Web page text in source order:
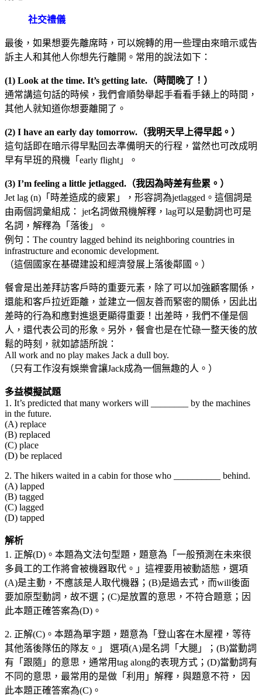
社交禮儀
最後，如果想要先離席時，可以婉轉的用一些理由來暗示或告
訴主人和其他人你想先行離開。常用的說法如下：
(1) Look at the time. It’s getting late.（時間晚了！）
通常講這句話的時候，我們會順勢舉起手看看手錶上的時間，
其他人就知道你想要離開了。
(2) I have an early day tomorrow.（我明天早上得早起。）
這句話即在暗示得早點回去準備明天的行程，當然也可改成明
早有早班的飛機「early flight」。
(3) I’m feeling a little jetlagged.（我因為時差有些累。）
Jet lag (n)「時差造成的疲累」，形容詞為jetlagged。這個詞是
由兩個詞彙組成： jet名詞做飛機解釋，lag可以是動詞也可是
名詞，解釋為「落後」。
例句：The country lagged behind its neighboring countries in
infrastructure and economic development.
（這個國家在基礎建設和經濟發展上落後鄰國。）
餐會是出差拜訪客戶時的重要元素，除了可以加強顧客關係，
還能和客戶拉近距離，並建立一個友善而緊密的關係，因此出
差時的行為和應對進退更顯得重要！出差時，我們不僅是個
人，還代表公司的形象。另外，餐會也是在忙碌一整天後的放
鬆的時刻，就如諺語所說：
All work and no play makes Jack a dull boy.
（只有工作沒有娛樂會讓Jack成為一個無趣的人。）
多益模擬試題
1. It’s predicted that many workers will ________ by the machines
in the future.
(A) replace
(B) replaced
(C) place
(D) be replaced
2. The hikers waited in a cabin for those who __________ behind.
(A) lapped
(B) tagged
(C) lagged
(D) tapped
解析
1. 正解(D)。本題為文法句型題，題意為「一般預測在未來很
多員工的工作將會被機器取代。」這裡要用被動語態，選項
(A)是主動，不應該是人取代機器；(B)是過去式，而will後面
要加原型動詞，故不選；(C)是放置的意思，不符合題意；因
此本題正確答案為(D)。
2. 正解(C)。本題為單字題，題意為「登山客在木屋裡，等待
其他落後隊伍的隊友。」 選項(A)是名詞「大腿」；(B)當動詞
有「跟隨」的意思，通常用tag along的表現方式；(D)當動詞有
不同的意思，最常用的是做「利用」解釋，與題意不符， 因
此本題正確答案為(C)。